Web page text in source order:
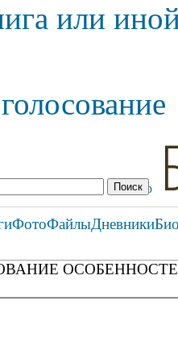
или
ФотоФайлыДневники